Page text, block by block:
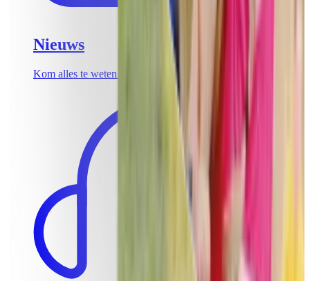
Nieuws
Kom alles te weten over de laatste teambuildingtrends